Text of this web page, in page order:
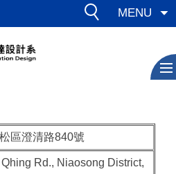
MENU
區澄清路840號
Rd., Niaosong District,